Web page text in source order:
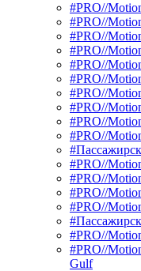
#PRO//
#PRO//
#PRO//
#PRO//
#PRO//
#PRO//
#PRO//
#PRO//
#PRO//
#PRO//
#PRO//
#PRO//
#PRO//
#PRO//
#PRO//
#PRO//
Gulf